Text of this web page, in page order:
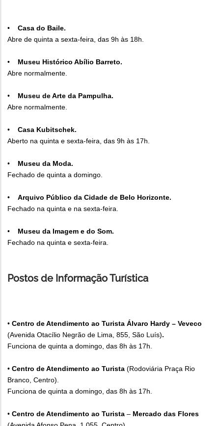
• Casa do Baile.
Abre de quinta a sexta-feira, das 9h às 18h.
• Museu Histórico Abílio Barreto.
Abre normalmente.
• Museu de Arte da Pampulha.
Abre normalmente.
• Casa Kubitschek.
Aberto na quinta e sexta-feira, das 9h às 17h.
• Museu da Moda.
Fechado de quinta a domingo.
• Arquivo Público da Cidade de Belo Horizonte.
Fechado na quinta e na sexta-feira.
• Museu da Imagem e do Som.
Fechado na quinta e sexta-feira.
Postos de Informação Turística
• Centro de Atendimento ao Turista Álvaro Hardy – Veveco
(Avenida Otacílio Negrão de Lima, 855, São Luís).
Funciona de quinta a domingo, das 8h às 17h.
• Centro de Atendimento ao Turista (Rodoviária Praça Rio
Branco, Centro).
Funciona de quinta a domingo, das 8h às 17h.
• Centro de Atendimento ao Turista – Mercado das Flores